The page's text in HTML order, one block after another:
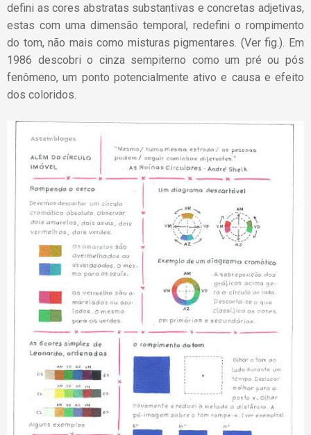
defini as cores abstratas substantivas e concretas adjetivas,
estas com uma dimensão temporal, redefini o rompimento
do tom, não mais como misturas pigmentares. (Ver fig.). Em
1986 descobri o cinza sempiterno como um pré ou pós
fenômeno, um ponto potencialmente ativo e causa e efeito
dos coloridos.